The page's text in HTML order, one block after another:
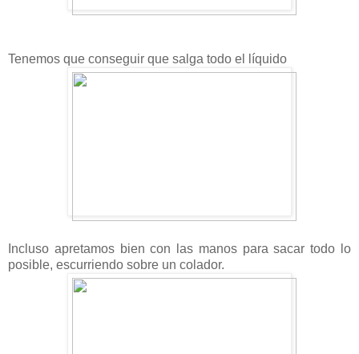
Tenemos que conseguir que salga todo el líquido
Incluso apretamos bien con las manos para sacar todo lo
posible, escurriendo sobre un colador.